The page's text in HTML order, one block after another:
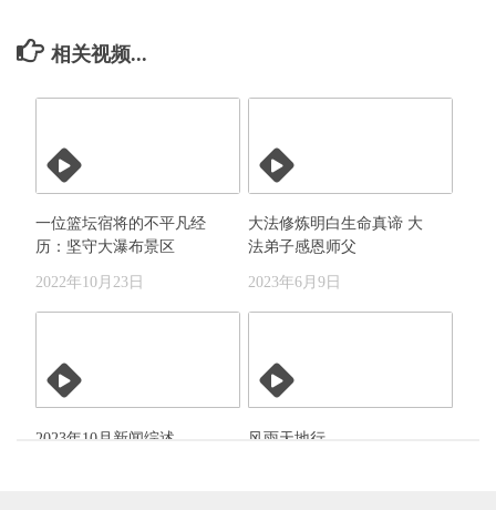
相关视频...
一位篮坛宿将的不平凡经
历：坚守大瀑布景区
2022年10月23日
大法修炼明白生命真谛 大
法弟子感恩师父
2023年6月9日
2023年10月新闻综述
风雨天地行